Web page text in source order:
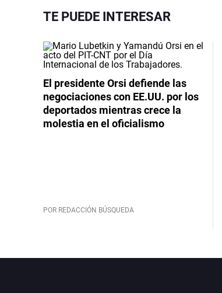
TE PUEDE INTERESAR
El presidente Orsi defiende las
negociaciones con EE.UU. por los
deportados mientras crece la
molestia en el oficialismo
POR REDACCIÓN BÚSQUEDA